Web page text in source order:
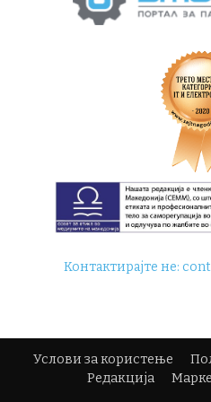
Контактирајте не:
Услови за користење
Редакција